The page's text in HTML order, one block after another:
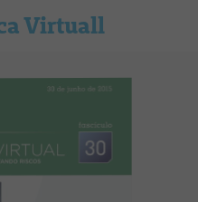
Virtuall